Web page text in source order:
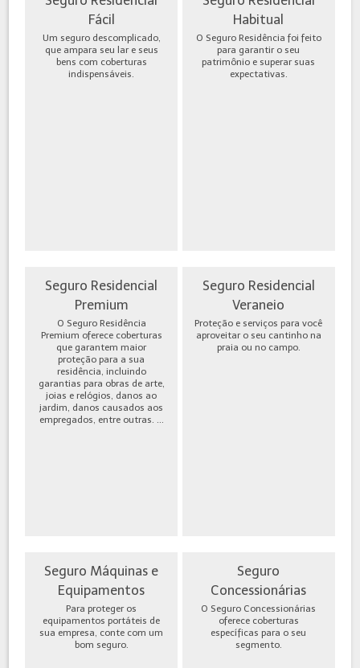
Fácil
Um seguro descomplicado,
que ampara seu lar e seus
bens com coberturas
indispensáveis.
Habitual
O Seguro Residência foi feito
para garantir o seu
patrimônio e superar suas
expectativas.
Seguro Residencial
Premium
O Seguro Residência
Premium oferece coberturas
que garantem maior
proteção para a sua
residência, incluindo
garantias para obras de arte,
joias e relógios, danos ao
jardim, danos causados aos
empregados, entre outras. ...
Seguro Residencial
Veraneio
Proteção e serviços para você
aproveitar o seu cantinho na
praia ou no campo.
Seguro Máquinas e
Equipamentos
Para proteger os
equipamentos portáteis de
sua empresa, conte com um
bom seguro.
Seguro
Concessionárias
O Seguro Concessionárias
oferece coberturas
específicas para o seu
segmento.